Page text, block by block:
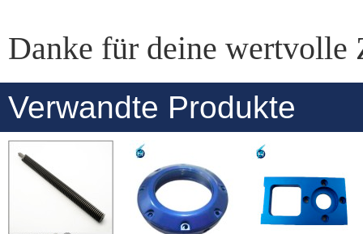
Danke für deine wertvolle
Verwandte Produkte